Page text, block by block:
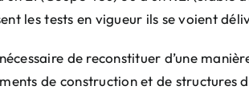
les tests en vigueur ils se voient
de reconstituer d’une
de construction et de structures